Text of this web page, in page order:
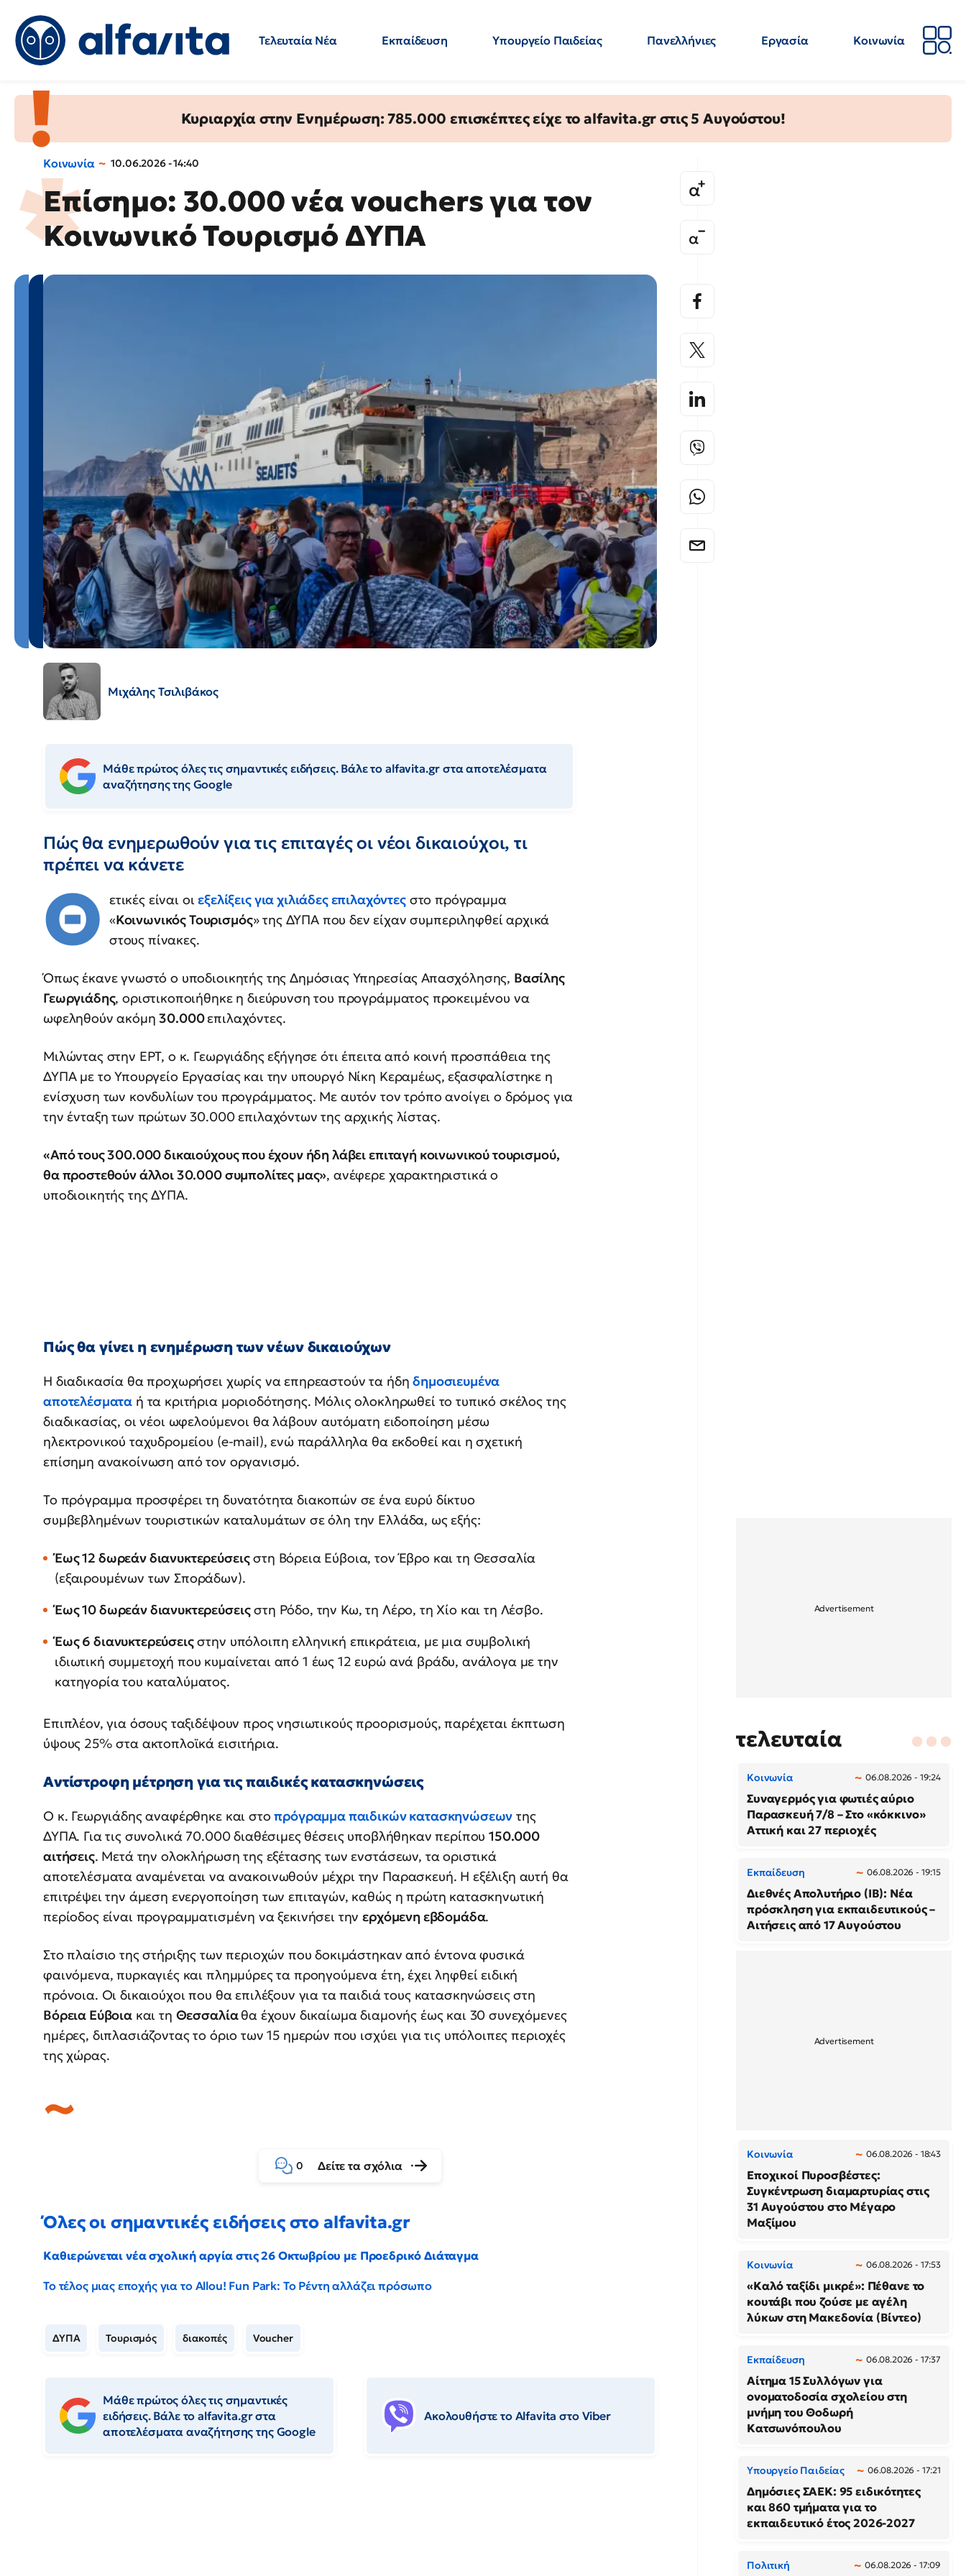
Τελευταία Νέα Εκπαίδευση Υπουργείο Παιδείας Πανελλήνιες Εργασία
Κοινωνία
Κυριαρχία στην Ενημέρωση: 785.000 επισκέπτες είχε το alfavita.gr στις 5 Αυγούστου!
Κοινωνία 10.06.2026 - 14:40
Επίσημο: 30.000 νέα vouchers για τον
Κοινωνικό Τουρισμό ΔΥΠΑ
Μιχάλης Τσιλιβάκος
Μάθε πρώτος όλες τις σημαντικές ειδήσεις. Βάλε το alfavita.gr στα αποτελέσματα
αναζήτησης της Google
Πώς θα ενημερωθούν για τις επιταγές οι νέοι δικαιούχοι, τι
πρέπει να κάνετε
Θ ετικές είναι οιεξελίξεις για χιλιάδες επιλαχόντεςστο πρόγραμμα
«Κοινωνικός Τουρισμός» της ΔΥΠΑ που δεν είχαν συμπεριληφθεί αρχικά
στους πίνακες.
Όπως έκανε γνωστό ο υποδιοικητής της Δημόσιας Υπηρεσίας Απασχόλησης, Βασίλης
Γεωργιάδης, οριστικοποιήθηκε η διεύρυνση του προγράμματος προκειμένου να
ωφεληθούν ακόμη30.000επιλαχόντες.
Μιλώντας στην ΕΡΤ, ο κ. Γεωργιάδης εξήγησε ότι έπειτα από κοινή προσπάθεια της
ΔΥΠΑ με το Υπουργείο Εργασίας και την υπουργό Νίκη Κεραμέως, εξασφαλίστηκε η
ενίσχυση των κονδυλίων του προγράμματος. Με αυτόν τον τρόπο ανοίγει ο δρόμος για
την ένταξη των πρώτων 30.000 επιλαχόντων της αρχικής λίστας.
«Από τους 300.000 δικαιούχους που έχουν ήδη λάβει επιταγή κοινωνικού τουρισμού,
θα προστεθούν άλλοι 30.000 συμπολίτες μας», ανέφερε χαρακτηριστικά ο
υποδιοικητής της ΔΥΠΑ.
Πώς θα γίνει η ενημέρωση των νέων δικαιούχων
Η διαδικασία θα προχωρήσει χωρίς να επηρεαστούν τα ήδηδημοσιευμένα
αποτελέσματα ή τα κριτήρια μοριοδότησης. Μόλις ολοκληρωθεί το τυπικό σκέλος της
διαδικασίας, οι νέοι ωφελούμενοι θα λάβουν αυτόματη ειδοποίηση μέσω
ηλεκτρονικού ταχυδρομείου (e-mail), ενώ παράλληλα θα εκδοθεί και η σχετική
επίσημη ανακοίνωση από τον οργανισμό.
Το πρόγραμμα προσφέρει τη δυνατότητα διακοπών σε ένα ευρύ δίκτυο
συμβεβλημένων τουριστικών καταλυμάτων σε όλη την Ελλάδα, ως εξής:
Έως 12 δωρεάν διανυκτερεύσειςστη Βόρεια Εύβοια, τον Έβρο και τη Θεσσαλία
(εξαιρουμένων των Σποράδων).
Έως 10 δωρεάν διανυκτερεύσειςστη Ρόδο, την Κω, τη Λέρο, τη Χίο και τη Λέσβο.
Έως 6 διανυκτερεύσειςστην υπόλοιπη ελληνική επικράτεια, με μια συμβολική
ιδιωτική συμμετοχή που κυμαίνεται από 1 έως 12 ευρώ ανά βράδυ, ανάλογα με την
κατηγορία του καταλύματος.
Επιπλέον, για όσους ταξιδέψουν προς νησιωτικούς προορισμούς, παρέχεται έκπτωση
ύψους 25% στα ακτοπλοϊκά εισιτήρια.
Αντίστροφη μέτρηση για τις παιδικές κατασκηνώσεις
Ο κ. Γεωργιάδης αναφέρθηκε και στοπρόγραμμα παιδικών κατασκηνώσεων της
ΔΥΠΑ. Για τις συνολικά 70.000 διαθέσιμες θέσεις υποβλήθηκαν περίπου150.000
αιτήσεις. Μετά την ολοκλήρωση της εξέτασης των ενστάσεων, τα οριστικά
αποτελέσματα αναμένεται να ανακοινωθούν μέχρι την Παρασκευή. Η εξέλιξη αυτή θα
επιτρέψει την άμεση ενεργοποίηση των επιταγών, καθώς η πρώτη κατασκηνωτική
περίοδος είναι προγραμματισμένη να ξεκινήσει τηνερχόμενη εβδομάδα.
Στο πλαίσιο της στήριξης των περιοχών που δοκιμάστηκαν από έντονα φυσικά
φαινόμενα, πυρκαγιές και πλημμύρες τα προηγούμενα έτη, έχει ληφθεί ειδική
πρόνοια. Οι δικαιούχοι που θα επιλέξουν για τα παιδιά τους κατασκηνώσεις στη
Βόρεια Εύβοιακαι τη Θεσσαλίαθα έχουν δικαίωμα διαμονής έως και 30 συνεχόμενες
ημέρες, διπλασιάζοντας το όριο των 15 ημερών που ισχύει για τις υπόλοιπες περιοχές
της χώρας.
0 Δείτε τα σχόλια
Όλες οι σημαντικές ειδήσεις στο alfavita.gr
Καθιερώνεται νέα σχολική αργία στις 26 Οκτωβρίου με Προεδρικό Διάταγμα
Το τέλος μιας εποχής για το Allou! Fun Park: Το Ρέντη αλλάζει πρόσωπο
ΔΥΠΑ Τουρισμός διακοπές Voucher
Μάθε πρώτος όλες τις σημαντικές
ειδήσεις. Βάλε το alfavita.gr στα
αποτελέσματα αναζήτησης της Google
Ακολουθήστε το Αlfavita στο Viber
τελευταία
Κοινωνία 06.08.2026 - 19:24
Συναγερμός για φωτιές αύριο
Παρασκευή 7/8 – Στο «κόκκινο»
Αττική και 27 περιοχές
Εκπαίδευση 06.08.2026 - 19:15
Διεθνές Απολυτήριο (IB): Νέα
πρόσκληση για εκπαιδευτικούς –
Αιτήσεις από 17 Αυγούστου
Κοινωνία 06.08.2026 - 18:43
Εποχικοί Πυροσβέστες:
Συγκέντρωση διαμαρτυρίας στις
31 Αυγούστου στο Μέγαρο
Μαξίμου
Κοινωνία 06.08.2026 - 17:53
«Καλό ταξίδι μικρέ»: Πέθανε το
κουτάβι που ζούσε με αγέλη
λύκων στη Μακεδονία (Βίντεο)
Εκπαίδευση 06.08.2026 - 17:37
Αίτημα 15 Συλλόγων για
ονοματοδοσία σχολείου στη
μνήμη του Θοδωρή
Κατσωνόπουλου
Υπουργείο Παιδείας 06.08.2026 - 17:21
Δημόσιες ΣΑΕΚ: 95 ειδικότητες
και 860 τμήματα για το
εκπαιδευτικό έτος 2026-2027
Πολιτική 06.08.2026 - 17:09